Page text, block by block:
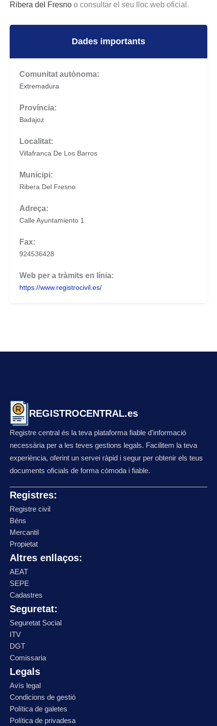
Dades importants
Comunitat autònoma:
Extremadura
Província:
Badajoz
Localitat:
Villafranca De Los Barros
Municipi:
Ribera Del Fresno
Adreça:
Calle Ayuntamiento 1
Fax:
924536428
Web per a tràmits en línia:
https://www.registrocivil.es/
Ribera del Fresno o consultar el seu lloc web oficial.
REGISTROCENTRAL.es
Registre central és la teva plataforma fiable d'informació
necessària per a les teves gestions legals. Facilitem la teva
experiència, oferint un servei ràpid i segur per obtenir els teus
documents oficials de forma còmoda i fiable.
Registres:
Registre civil
Béns
Mercantil
Propietat
Altres enllaços:
AEAT
SEPE
Cadastres
Seguretat:
Seguretat Social
ITV
DGT
Comissaria
Legals
Avís legal
Condicions de gestió
Política de galetes
Política de privadesa